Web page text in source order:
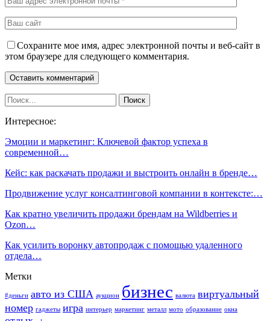
Сохраните мое имя, адрес электронной почты и веб-сайт в
этом браузере для следующего комментария.
Интересное:
Эмоции и маркетинг: Ключевой фактор успеха в
современной…
Кейс: как раскачать продажи и выстроить онлайн в бренде…
Продвижение услуг консалтинговой компании в контексте:…
Как кратно увеличить продажи брендам на Wildberries и
Ozon…
Как усилить воронку автопродаж с помощью удаленного
отдела…
Метки
#деньги авто из США аукцион бизнес валюта виртуальный
номер гаджеты игра интерьер маркетинг металл мото образование окна